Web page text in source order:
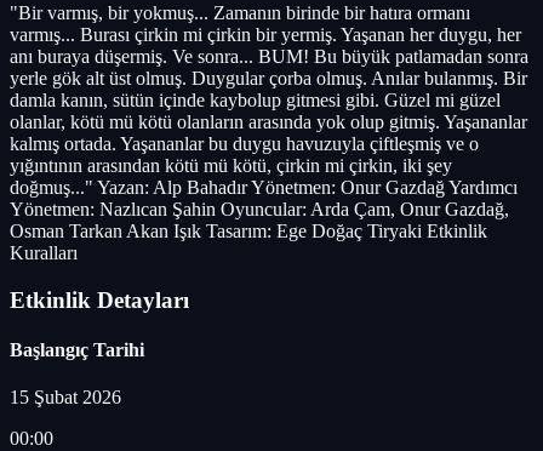
"Bir varmış, bir yokmuş... Zamanın birinde bir hatıra ormanı
varmış... Burası çirkin mi çirkin bir yermiş. Yaşanan her duygu, her
anı buraya düşermiş. Ve sonra... BUM! Bu büyük patlamadan sonra
yerle gök alt üst olmuş. Duygular çorba olmuş. Anılar bulanmış. Bir
damla kanın, sütün içinde kaybolup gitmesi gibi. Güzel mi güzel
olanlar, kötü mü kötü olanların arasında yok olup gitmiş. Yaşananlar
kalmış ortada. Yaşananlar bu duygu havuzuyla çiftleşmiş ve o
yığıntının arasından kötü mü kötü, çirkin mi çirkin, iki şey
doğmuş..." Yazan: Alp Bahadır Yönetmen: Onur Gazdağ Yardımcı
Yönetmen: Nazlıcan Şahin Oyuncular: Arda Çam, Onur Gazdağ,
Osman Tarkan Akan Işık Tasarım: Ege Doğaç Tiryaki Etkinlik
Kuralları
Etkinlik Detayları
Başlangıç Tarihi
15 Şubat 2026
00:00